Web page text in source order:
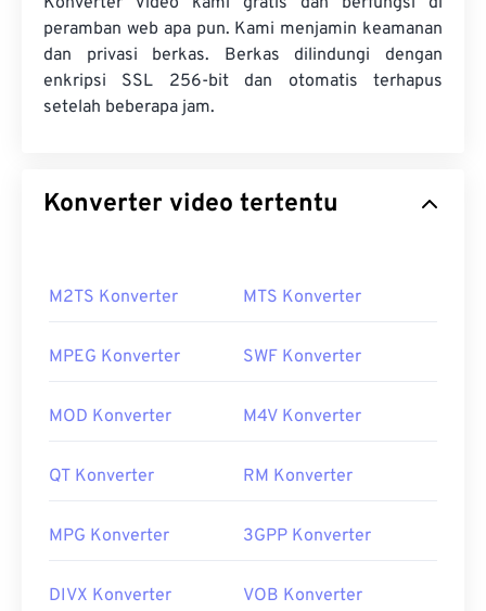
peramban web apa pun. Kami menjamin keamanan
dan privasi berkas. Berkas dilindungi dengan
enkripsi SSL 256-bit dan otomatis terhapus
setelah beberapa jam.
Konverter video tertentu
M2TS Konverter MTS Konverter
MPEG Konverter SWF Konverter
MOD Konverter M4V Konverter
QT Konverter RM Konverter
MPG Konverter 3GPP Konverter
DIVX Konverter VOB Konverter